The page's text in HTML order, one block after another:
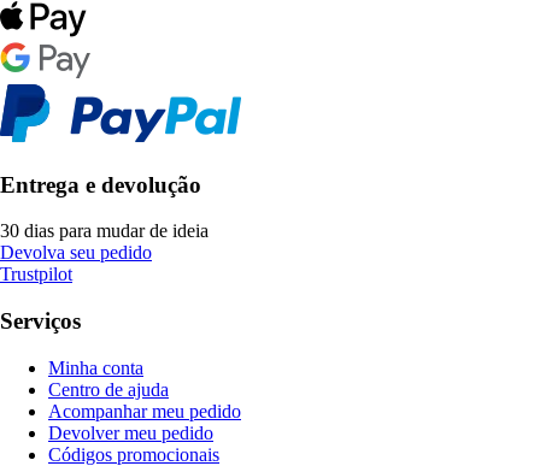
Entrega e devolução
30 dias para mudar de ideia
Devolva seu pedido
Trustpilot
Serviços
Minha conta
Centro de ajuda
Acompanhar meu pedido
Devolver meu pedido
Códigos promocionais